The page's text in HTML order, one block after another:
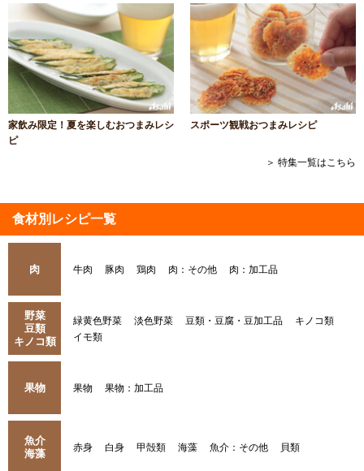
家飲み限定！夏を楽しむおつまみレシ
ピ
スポーツ観戦おつまみレシピ
＞ 特集一覧はこちら
食材別レシピ一覧
肉 牛肉 豚肉 鶏肉 肉：その他 肉：加工品
野菜
豆類
キノコ類
緑黄色野菜 淡色野菜 豆類・豆腐・豆加工品
キノコ類
イモ類
果物 果物 果物：加工品
魚介
海藻
赤身 白身 甲殻類 海藻 魚介：その他 貝類